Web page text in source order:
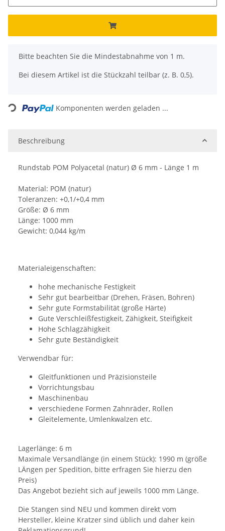
x
Bitte beachten Sie die Mindestabnahme von 1 m.
Bei diesem Artikel ist die Stückzahl teilbar (z. B. 0,5).
Loading... Komponenten werden geladen ...
Beschreibung
Rundstab POM Polyacetal (natur) Ø 6 mm - Länge 1 m
Material: POM (natur)
Toleranzen: +0,1/+0,4 mm
Größe: Ø 6 mm
Länge: 1000 mm
Gewicht: 0,044 kg/m
Materialeigenschaften:
hohe mechanische Festigkeit
Sehr gut bearbeitbar (Drehen, Fräsen, Bohren)
Sehr gute Formstabilität (große Härte)
Gute Verschleißfestigkeit, Zähigkeit, Steifigkeit
Hohe Schlagzähigkeit
Sehr gute Beständigkeit
Verwendbar für:
Gleitfunktionen und Präzisionsteile
Vorrichtungsbau
Maschinenbau
verschiedene Formen Zahnräder, Rollen
Gleitelemente, Umlenkwalzen etc.
Lagerlänge: 6 m
Maximale Versandlänge (in einem Stück): 1990 m (größe
LÄngen per Spedition, bitte erfragen Sie hierzu den
Preis)
Das Angebot bezieht sich auf jeweils 1000 mm Länge.
Die Stangen sind NEU und kommen direkt vom
Hersteller, kleine Kratzer sind üblich und daher kein